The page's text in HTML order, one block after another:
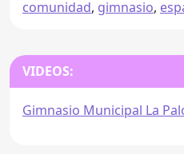
comunidad, gimnasio,
VIDEOS:
Gimnasio Municipal La